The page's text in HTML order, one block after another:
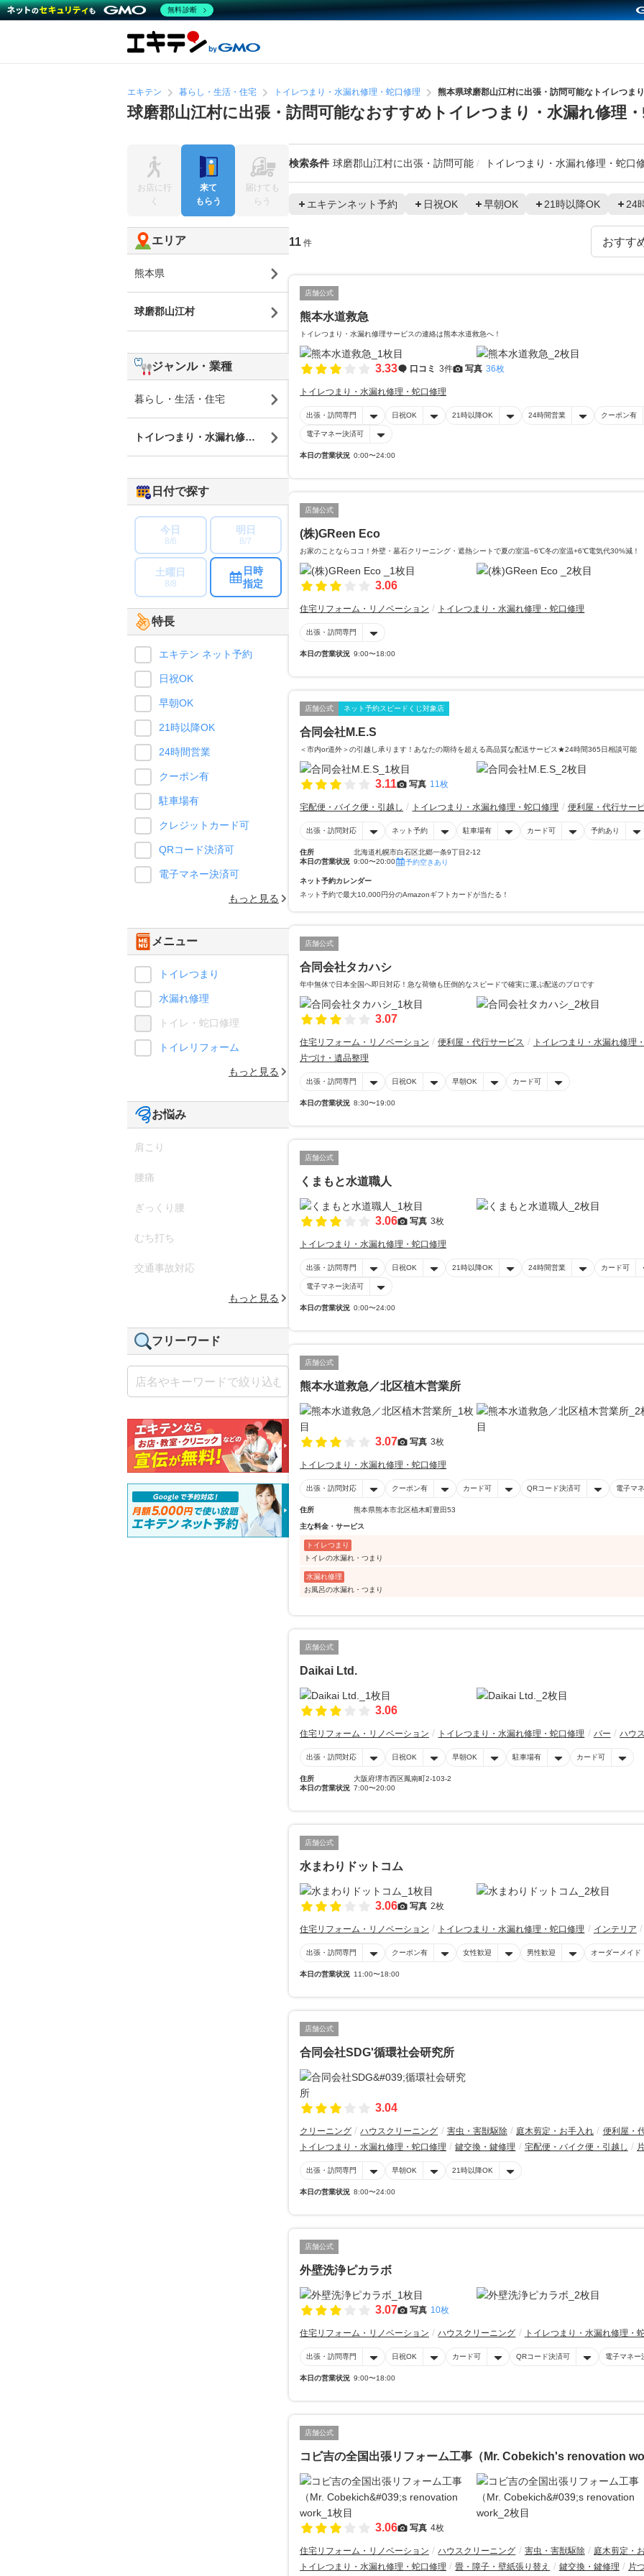
エキテン 暮らし・生活・住宅 トイレつまり・水漏れ修理・蛇口修理 熊本県球磨郡山江村に出張・訪問可能なトイレつま
球磨郡山江村に出張・訪問可能なおすすめトイレつまり・水漏れ修理
検索条件 球磨郡山江村に出張・訪問可能 トイレつまり・水漏れ修理・蛇口
エキテンネット予約 日祝OK 早朝OK 21時以降OK 24
11 件
店舗公式
熊本水道救急
トイレつまり・水漏れ修理サービスの連絡は熊本水道救急へ！
3.33 口コミ 3件 写真 36枚
トイレつまり・水漏れ修理・蛇口修理
出張・訪問専門 日祝OK 21時以降OK 24時間営業 クーポン有
電子マネー決済可
本日の営業状況 0:00〜24:00
店舗公式
(株)GReen Eco
お家のことならココ！外壁・墓石クリーニング・遮熱シートで夏の室温−6℃冬の室温+6℃電気代30%減！
3.06
住宅リフォーム・リノベーション トイレつまり・水漏れ修理・蛇口修理
出張・訪問専門
本日の営業状況 9:00〜18:00
店舗公式 ネット予約スピードくじ対象店
合同会社M.E.S
＜市内or道外＞の引越し承ります！あなたの期待を超える高品質な配送サービス★24時間365日相談可能
3.11 写真 11枚
宅配便・バイク便・引越し トイレつまり・水漏れ修理・蛇口修理 便利屋・代行サー
出張・訪問対応 ネット予約 駐車場有 カード可 予約あり
住所
北海道札幌市白石区北郷一条9丁目2-12
本日の営業状況 9:00〜20:00 予約空きあり
ネット予約カレンダー
ネット予約で最大10,000円分のAmazonギフトカードが当たる！
店舗公式
合同会社タカハシ
年中無休で日本全国へ即日対応！急な荷物も圧倒的なスピードで確実に運ぶ配送のプロです
3.07
住宅リフォーム・リノベーション 便利屋・代行サービス
トイレつまり・水漏れ修理
片づけ・遺品整理
出張・訪問専門 日祝OK 早朝OK カード可
本日の営業状況 8:30〜19:00
店舗公式
くまもと水道職人
3.06 写真 3枚
トイレつまり・水漏れ修理・蛇口修理
出張・訪問専門 日祝OK 21時以降OK 24時間営業 カード可
電子マネー決済可
本日の営業状況 0:00〜24:00
店舗公式
熊本水道救急／北区植木営業所
3.07 写真 3枚
トイレつまり・水漏れ修理・蛇口修理
出張・訪問対応 クーポン有 カード可 QRコード決済可 電子マ
住所 熊本県熊本市北区植木町豊田53
主な料金・サービス
トイレつまり
トイレの水漏れ・つまり
水漏れ修理
お風呂の水漏れ・つまり
店舗公式
Daikai Ltd.
3.06
住宅リフォーム・リノベーション トイレつまり・水漏れ修理・蛇口修理 バー ハウ
出張・訪問対応 日祝OK 早朝OK 駐車場有 カード可
住所
大阪府堺市西区鳳南町2-103-2
本日の営業状況 7:00〜20:00
店舗公式
水まわりドットコム
3.06 写真 2枚
住宅リフォーム・リノベーション トイレつまり・水漏れ修理・蛇口修理 インテリア
出張・訪問専門 クーポン有 女性歓迎 男性歓迎 オーダーメイド
本日の営業状況 11:00〜18:00
店舗公式
合同会社SDG'循環社会研究所
3.04
クリーニング ハウスクリーニング 害虫・害獣駆除 庭木剪定・お手入れ
便利屋・
トイレつまり・水漏れ修理・蛇口修理
鍵交換・鍵修理 宅配便・バイク便・引越し
出張・訪問専門 早朝OK 21時以降OK
本日の営業状況 8:00〜24:00
店舗公式
外壁洗浄ピカラボ
3.07 写真 10枚
住宅リフォーム・リノベーション ハウスクリーニング トイレつまり・水漏れ修理・
出張・訪問専門 日祝OK カード可 QRコード決済可 電子マネー
本日の営業状況 9:00〜18:00
店舗公式
コビ吉の全国出張リフォーム工事（Mr. Cobekich's renovation
3.06 写真 4枚
住宅リフォーム・リノベーション ハウスクリーニング 害虫・害獣駆除
庭木剪定・
トイレつまり・水漏れ修理・蛇口修理
畳・障子・壁紙張り替え 鍵交換・鍵修理 片
お店に行
く
来て
もらう
届けても
らう
エリア
熊本県
球磨郡山江村
ジャンル・業種
暮らし・生活・住宅
トイレつまり・水漏れ修理・蛇口修理
日付で探す
今日
8/6
明日
8/7
土曜日
8/8
日時
指定
特長
エキテン ネット予約
日祝OK
早朝OK
21時以降OK
24時間営業
クーポン有
駐車場有
クレジットカード可
QRコード決済可
電子マネー決済可
もっと見る
メニュー
トイレつまり
水漏れ修理
トイレ・蛇口修理
トイレリフォーム
もっと見る
お悩み
肩こり
腰痛
ぎっくり腰
むち打ち
交通事故対応
もっと見る
フリーワード
無料診断